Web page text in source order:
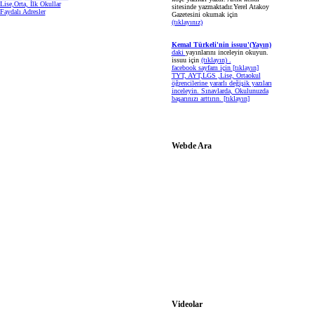
Lise,Orta, İlk Okullar
Faydalı Adresler
sitesinde yazmaktadır.Yerel Atakoy
Gazetesini okumak için
(tıklayınız)
Kemal Türkeli'nin issuu'(Yayın)
daki yayınlarını inceleyin okuyun.
issuu için (tıklayın) .
facebook sayfam için [tıklayın]
TYT, AYT,LGS ,Lise, Ortaokul
öğrencilerine yararlı değişik yazıları
inceleyin. Sınavlarda, Okulunuzda
başarınızı arttırın. [tıklayın]
Webde Ara
Videolar